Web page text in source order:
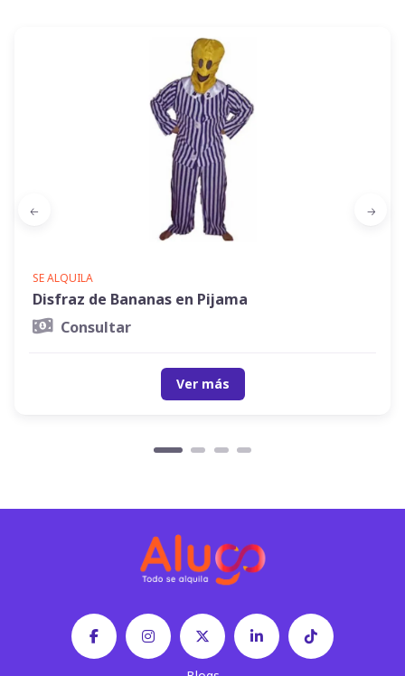
SE ALQUILA
Disfraz de Bananas en Pijama
Consultar
Ver más